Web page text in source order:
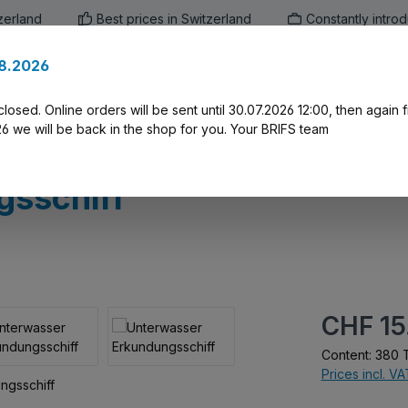
Best prices in Switzerland Constantly
Regular price:
CHF
Content: 380
Prices incl.
Online orders will be sent until 30.07.2026 12:00, then again
we will be back in the shop for you. Your BRIFS team